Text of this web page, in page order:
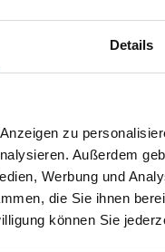
Details
zu
Außerdem
Werbung und
die Sie ihnen
können Sie